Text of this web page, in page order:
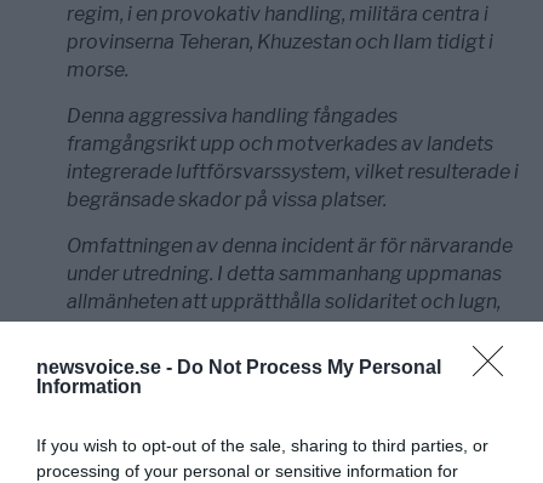
newsvoice.se - Do Not Process My Personal
Information
If you wish to opt-out of the sale, sharing to third parties, or
processing of your personal or sensitive information for
regim, i en provokativ handling, militära centra i
provinserna Teheran, Khuzestan och Ilam tidigt i
morse.
Denna aggressiva handling fångades
framgångsrikt upp och motverkades av landets
integrerade luftförsvarssystem, vilket resulterade i
begränsade skador på vissa platser.
Omfattningen av denna incident är för närvarande
under utredning. I detta sammanhang uppmanas
allmänheten att upprätthålla solidaritet och lugn,
och det begärs att nyheter relaterade till dessa
händelser följs genom nationella medier och
undviker att uppmärksamma de rykten som sprids